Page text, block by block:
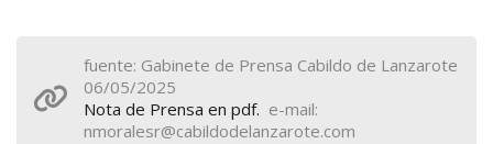
fuente: Gabinete de Prensa Cabildo de Lanzarote
06/05/2025
Nota de Prensa en pdf. e-mail:
nmoralesr@cabildodelanzarote.com